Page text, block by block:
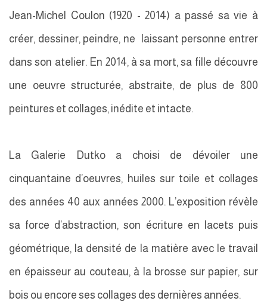
Jean-Michel Coulon (1920 - 2014) a passé sa vie à
créer, dessiner, peindre, ne laissant personne entrer
dans son atelier. En 2014, à sa mort, sa fille découvre
une oeuvre structurée, abstraite, de plus de 800
peintures et collages, inédite et intacte.
La Galerie Dutko a choisi de dévoiler une
cinquantaine d’oeuvres, huiles sur toile et collages
des années 40 aux années 2000. L’exposition révèle
sa force d’abstraction, son écriture en lacets puis
géométrique, la densité de la matière avec le travail
en épaisseur au couteau, à la brosse sur papier, sur
bois ou encore ses collages des dernières années.